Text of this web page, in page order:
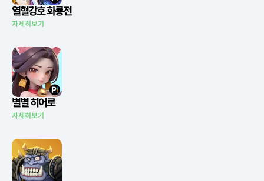
열혈강호 화룡전
자세히보기
별별 히어로
자세히보기